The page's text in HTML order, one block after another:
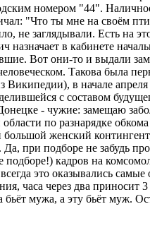
номером "44".
"Что ты мне на своём
не заглядывали. Есть на
в кабинете
Вот они-то и выдали
Такова была
Википедии), в начале
с составом
- чужие: замещаю
по разнарядке
женский
при подборе не забудь
кадров на
это оказывались
часа через два
мужа, а эту бьёт муж.